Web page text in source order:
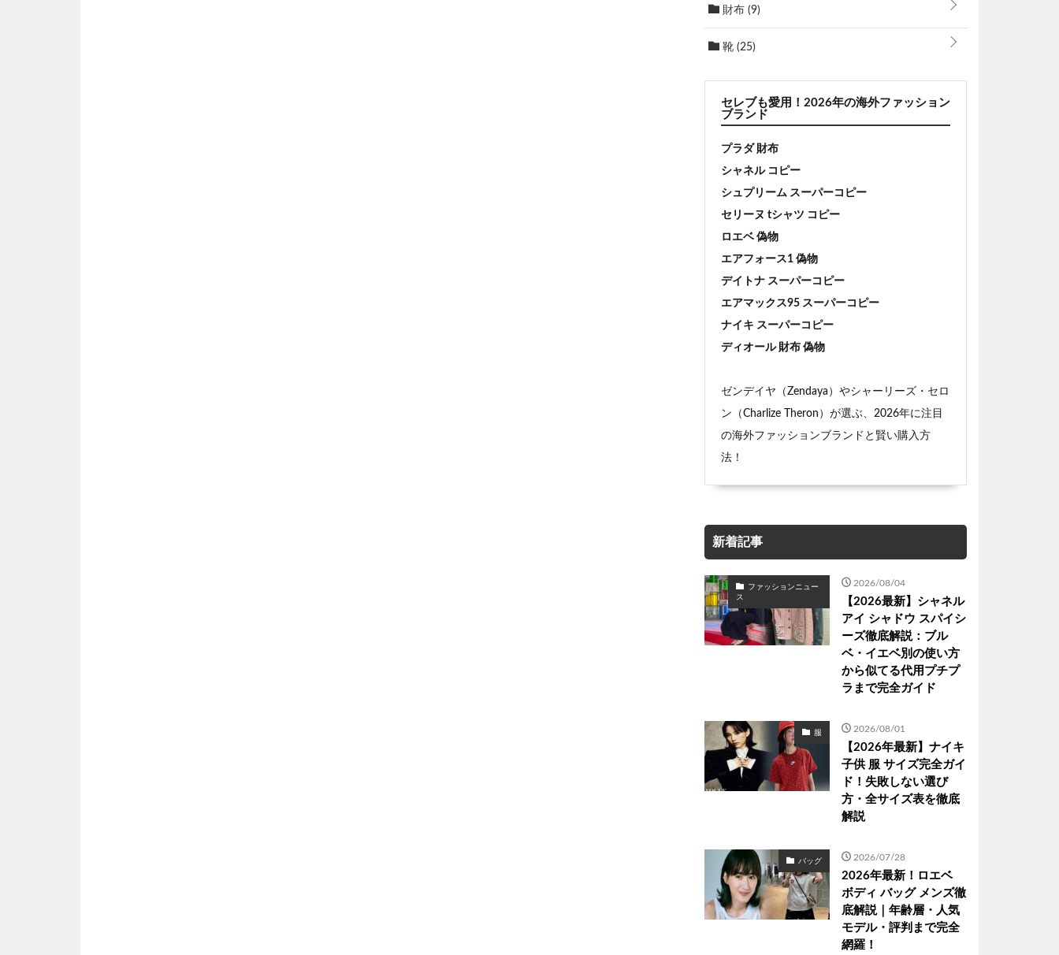
財布 (9)
靴 (25)
セレブも愛用！2026年の海外ファッション
ブランド
プラダ 財布
シャネル コピー
シュプリーム スーパーコピー
セリーヌ tシャツ コピー
ロエベ 偽物
エアフォース1 偽物
デイトナ スーパーコピー
エアマックス95 スーパーコピー
ナイキ スーパーコピー
ディオール 財布 偽物
ゼンデイヤ（Zendaya）やシャーリーズ・セロ
ン（Charlize Theron）が選ぶ、2026年に注目
の海外ファッションブランドと賢い購入方
法！
新着記事
ファッションニュー
ス
2026/08/04
【2026最新】シャネル
アイ シャドウ スパイシ
ーズ徹底解説：ブル
ベ・イエベ別の使い方
から似てる代用プチプ
ラまで完全ガイド
服 2026/08/01
【2026年最新】ナイキ
子供 服 サイズ完全ガイ
ド！失敗しない選び
方・全サイズ表を徹底
解説
バッグ 2026/07/28
2026年最新！ロエベ
ボディ バッグ メンズ徹
底解説｜年齢層・人気
モデル・評判まで完全
網羅！